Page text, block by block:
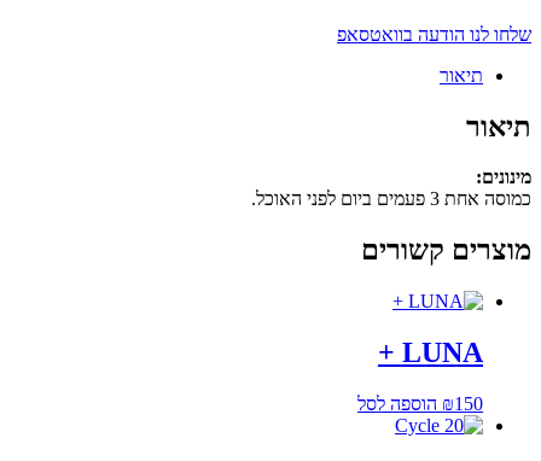
שלחו לנו הודעה בוואטסאפ
תיאור
תיאור
מינונים:
כמוסה אחת 3 פעמים ביום לפני האוכל.
מוצרים קשורים
LUNA +
₪150 הוספה לסל